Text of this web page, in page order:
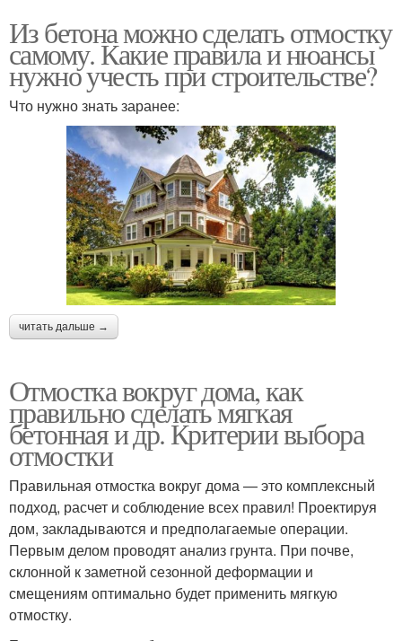
Из бетона можно сделать отмостку
самому. Какие правила и нюансы
нужно учесть при строительстве?
Что нужно знать заранее:
читать дальше →
Отмостка вокруг дома, как
правильно сделать мягкая
бетонная и др. Критерии выбора
отмостки
Правильная отмостка вокруг дома — это комплексный
подход, расчет и соблюдение всех правил! Проектируя
дом, закладываются и предполагаемые операции.
Первым делом проводят анализ грунта. При почве,
склонной к заметной сезонной деформации и
смещениям оптимально будет применить мягкую
отмостку.